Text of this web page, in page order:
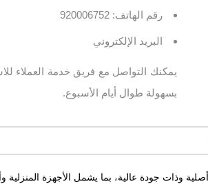
رقم الهاتف: 920006752
البريد الإلكتروني
يمكنك التواصل مع فريق خدمة العملاء
بسهولة طوال أيام الأسبوع.
وذات جودة عالية، بما يشمل الأجهزة المنزلية